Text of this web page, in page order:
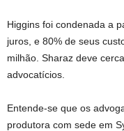
Higgins foi condenada a
juros, e 80% de seus
milhão. Sharaz deve
advocatícios.
Entende-se que os
produtora com sede em